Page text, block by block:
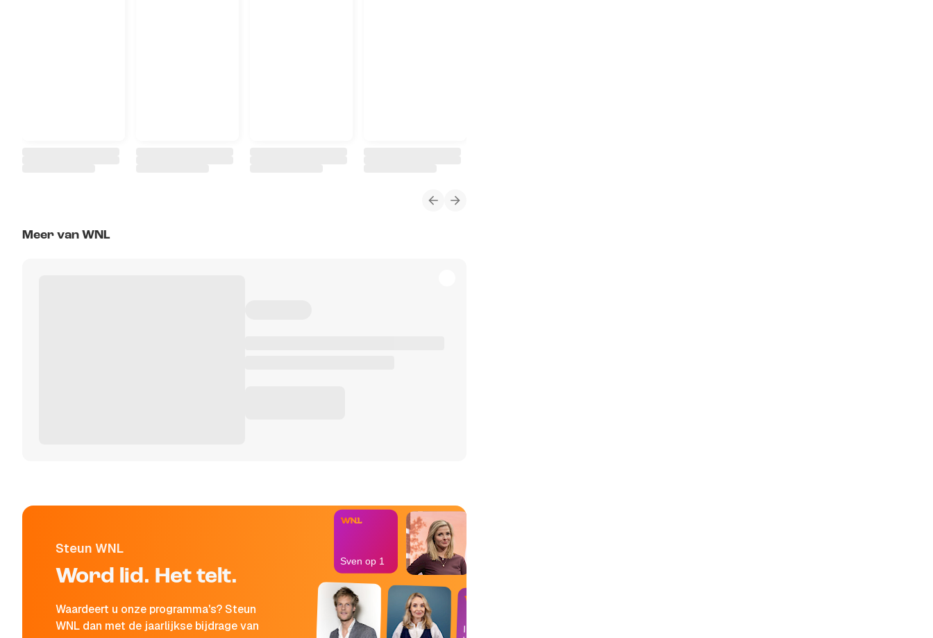
Meer van WNL
Steun WNL
Word lid. Het telt.
Waardeert u onze programma's? Steun
WNL dan met de jaarlijkse bijdrage van
In de
Sven op 1